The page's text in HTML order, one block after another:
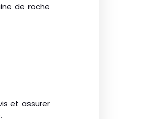
de roche
et assurer